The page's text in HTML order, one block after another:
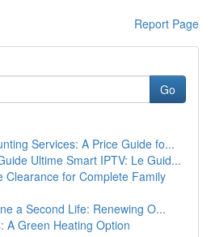
Report Page
Go
Services: A Price Guide fo...
Ultime Smart IPTV: Le Guid...
Clearance for Complete Family
a Second Life: Renewing O...
A Green Heating Option